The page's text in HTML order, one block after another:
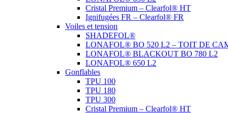
Cristal Premium – Clearfol® HT
Ignifugées FR – Clearfol® FR
Voiles et tension
SHADEFOL®
LONAFOL® BO 520 L2 – TOIT DE
LONAFOL® BLACKOUT BO 780 L2
LONAFOL® 650 L2
Gonflables
TPU 100
TPU 180
TPU 300
Cristal Premium – Clearfol® HT